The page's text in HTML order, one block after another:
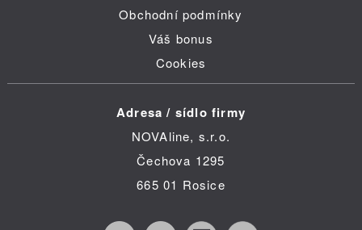
Obchodní podmínky
Váš bonus
Cookies
Adresa / sídlo firmy
NOVAline, s.r.o.
Čechova 1295
665 01 Rosice